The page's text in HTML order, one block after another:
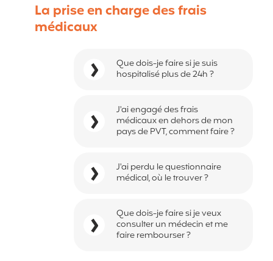
La prise en charge des frais
médicaux
Que dois-je faire si je suis
hospitalisé plus de 24h ?
J'ai engagé des frais
médicaux en dehors de mon
pays de PVT, comment faire ?
J'ai perdu le questionnaire
médical, où le trouver ?
Que dois-je faire si je veux
consulter un médecin et me
faire rembourser ?